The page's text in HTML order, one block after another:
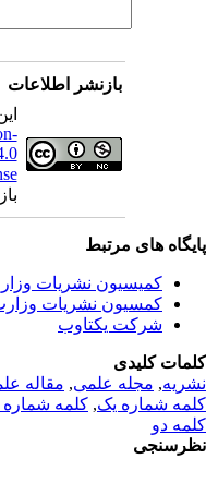
بازنشر اطلاعات
4.0
های مرتبط
کمیسیون نشریات
کمسیون نشریات وزارت
شرکت یکتاوب
کلیدی
,مجله علمی, مقاله
شماره یک,کلمه شماره
دو